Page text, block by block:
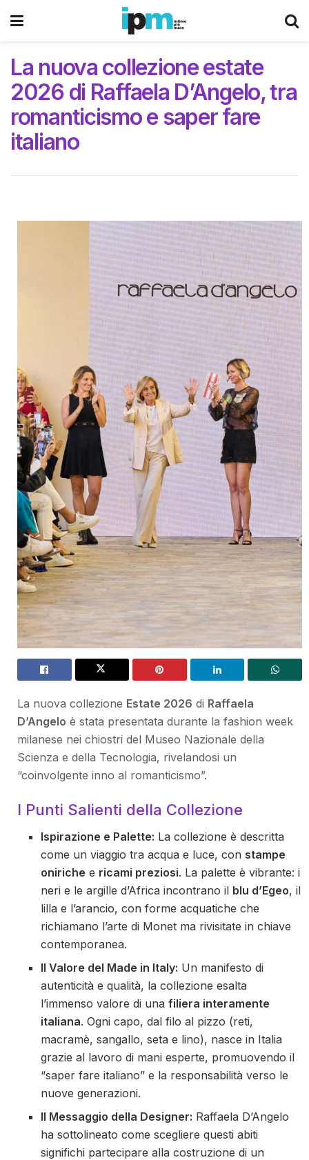
La nuova collezione estate
2026 di Raffaela D’Angelo, tra
romanticismo e saper fare
italiano
La nuova collezione Estate 2026 di Raffaela
D’Angelo è stata presentata durante la fashion week
milanese nei chiostri del Museo Nazionale della
Scienza e della Tecnologia, rivelandosi un
“coinvolgente inno al romanticismo”.
I Punti Salienti della Collezione
Ispirazione e Palette: La collezione è descritta
come un viaggio tra acqua e luce, con stampe
oniriche e ricami preziosi. La palette è vibrante: i
neri e le argille d’Africa incontrano il blu d’Egeo, il
lilla e l’arancio, con forme acquatiche che
richiamano l’arte di Monet ma rivisitate in chiave
contemporanea.
Il Valore del Made in Italy: Un manifesto di
autenticità e qualità, la collezione esalta
l’immenso valore di unafiliera interamente
italiana. Ogni capo, dal filo al pizzo (reti,
macramè, sangallo, seta e lino), nasce in Italia
grazie al lavoro di mani esperte, promuovendo il
“saper fare italiano” e la responsabilità verso le
nuove generazioni.
Il Messaggio della Designer: Raffaela D’Angelo
ha sottolineato come scegliere questi abiti
significhi partecipare alla costruzione di un